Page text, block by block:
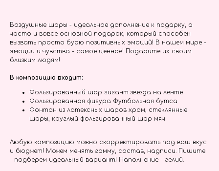
Воздушные шары - идеальное дополнение к подарку, а
часто и вовсе основной подарок, который способен
вызвать просто бурю позитивных эмоций! В нашем мире -
эмоции и чувства - самое ценное! Подарите их своим
близким людям!
В композицию входит:
Фольгированный шар гигант звезда на ленте
Фольгированная фигура Футбольная бутса
Фонтан из латексных шаров хром, стеклянные
шары, круглый фольгированный шар мяч
Любую композицию можно скорректировать под ваш вкус
и бюджет! Можем менять гамму, состав, надписи. Пишите
- подберем идеальный вариант! Наполнение - гелий.